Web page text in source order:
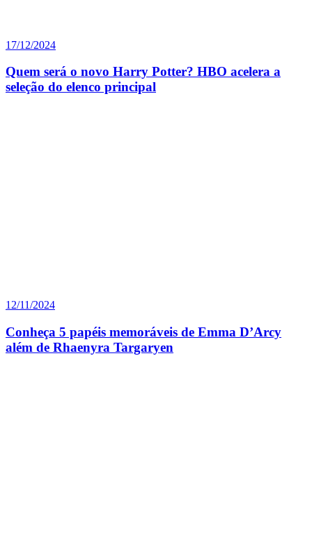
17/12/2024
Quem será o novo Harry Potter? HBO acelera a
seleção do elenco principal
12/11/2024
Conheça 5 papéis memoráveis de Emma D’Arcy
além de Rhaenyra Targaryen